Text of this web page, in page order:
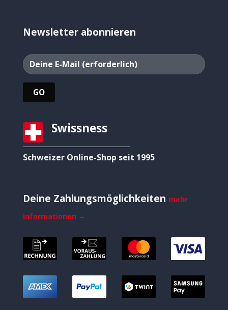
Newsletter abonnieren
Swissness
Schweizer Online-Shop seit 1995
Deine Zahlungsmöglichkeiten mehr
Informationen →